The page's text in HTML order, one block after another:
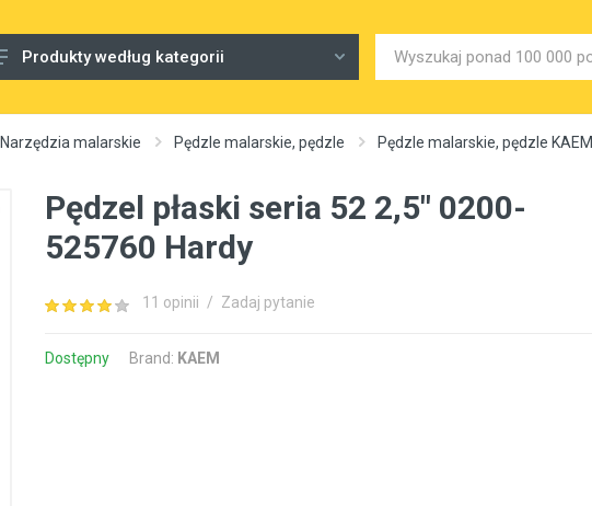
Produkty według kategorii
Narzędzia malarskie Pędzle malarskie, pędzle Pędzle malarskie, pędzle KAEM
Pędzel płaski seria 52 2,5" 0200-
525760 Hardy
11 opinii / Zadaj pytanie
Dostępny Brand: KAEM